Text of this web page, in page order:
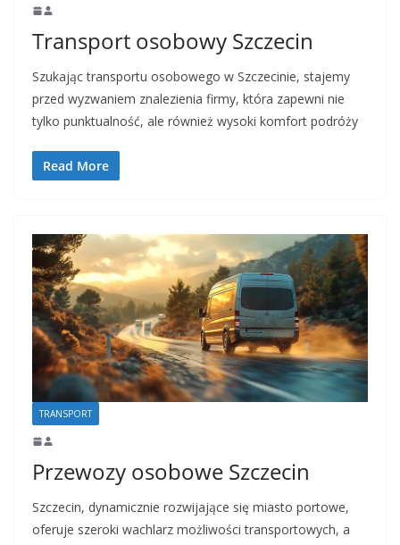
Transport osobowy Szczecin
Szukając transportu osobowego w Szczecinie, stajemy
przed wyzwaniem znalezienia firmy, która zapewni nie
tylko punktualność, ale również wysoki komfort podróży
Read More
TRANSPORT
Przewozy osobowe Szczecin
Szczecin, dynamicznie rozwijające się miasto portowe,
oferuje szeroki wachlarz możliwości transportowych, a